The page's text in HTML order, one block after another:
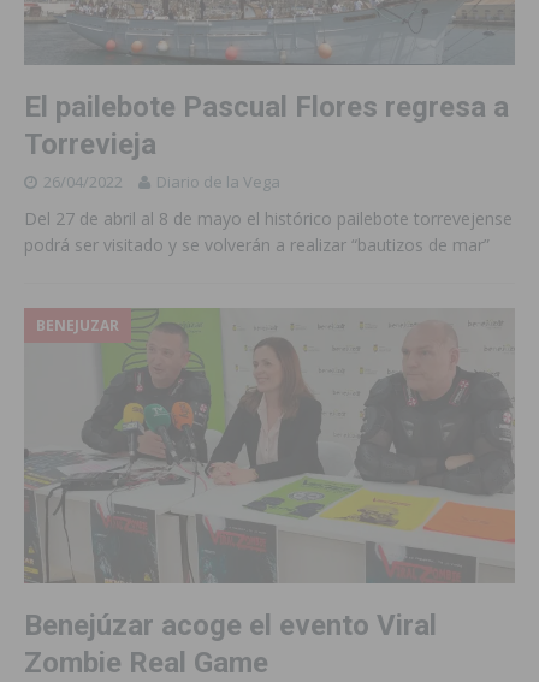
El pailebote Pascual Flores regresa a
Torrevieja
26/04/2022 Diario de la Vega
Del 27 de abril al 8 de mayo el histórico pailebote torrevejense
podrá ser visitado y se volverán a realizar “bautizos de mar”
BENEJUZAR
Benejúzar acoge el evento Viral
Zombie Real Game